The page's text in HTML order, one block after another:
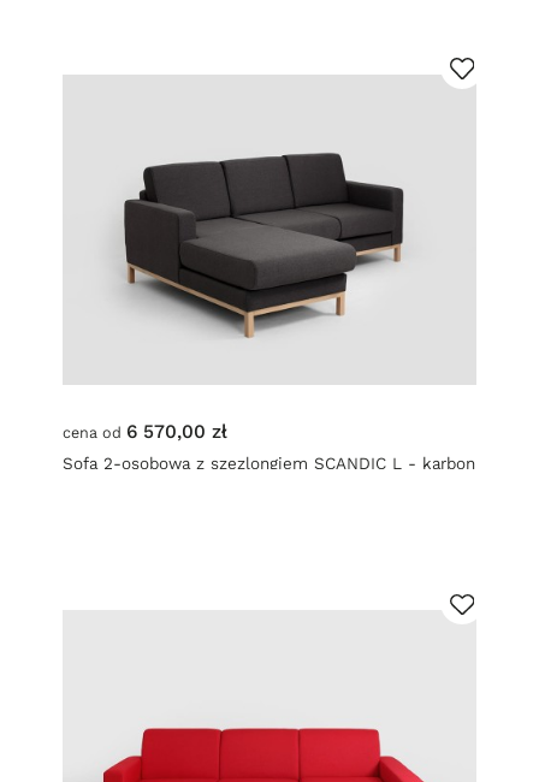
cena od 6 570,00 zł
Sofa 2-osobowa z szezlongiem SCANDIC L - karbon